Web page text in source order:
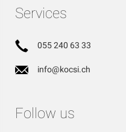
Services
055 240 63 33
info@kocsi.ch
Follow us